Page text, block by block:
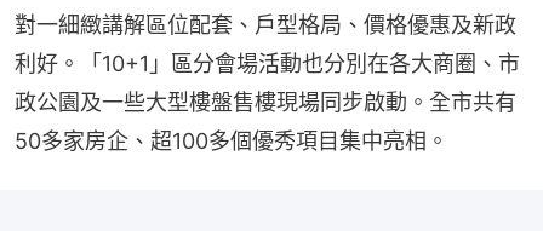
對一細緻講解區位配套、戶型格局、價格優惠及新政
利好。「10+1」區分會場活動也分別在各大商圈、市
政公園及一些大型樓盤售樓現場同步啟動。全市共有
50多家房企、超100多個優秀項目集中亮相。